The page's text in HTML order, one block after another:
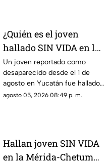
¿Quién es el joven
hallado SIN VIDA en la
Mérida-Chetumal? Esto
se sabe
Un joven reportado como
desaparecido desde el 1 de
agosto en Yucatán fue hallado
sin vida en la carretera Mérida-
agosto 05, 2026 08:49 p. m.
Hallan joven SIN VIDA
en la Mérida-Chetumal;